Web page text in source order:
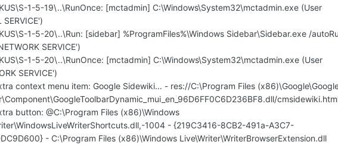
1-5-19\..\RunOnce: [mctadmin] C:\Windows\System32\mctadmin.exe (User
SERVICE')
1-5-20\..\Run: [sidebar] %ProgramFiles%\Windows Sidebar\Sidebar.exe /
SERVICE')
1-5-20\..\RunOnce: [mctadmin] C:\Windows\System32\mctadmin.exe (User
SERVICE')
context menu item: Google Sidewiki... - res://C:\Program Files
button: @C:\Program Files (x86)\Windows
1004 - {219C3416-8CB2-491a-A3C7-
- C:\Program Files (x86)\Windows Live\Writer\WriterBrowserExtension.dll